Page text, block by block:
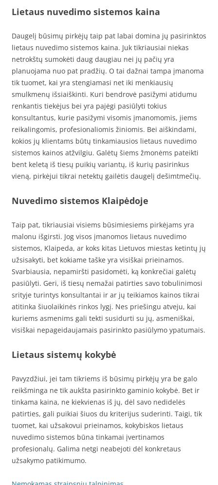
Lietaus nuvedimo sistemos kaina
Daugelį būsimų pirkėjų taip pat labai domina jų pasirinktos
lietaus nuvedimo sistemos kaina. Juk tikriausiai niekas
netrokštų sumokėti daug daugiau nei jų pačių yra
planuojama nuo pat pradžių. O tai dažnai tampa įmanoma
tik tuomet, kai yra stengiamasi net iki menkiausių
smulkmenų išsiaiškinti. Kuri bendrovė pasižymi atidumu
renkantis tiekėjus bei yra pajėgi pasiūlyti tokius
konsultantus, kurie pasižymi visomis įmanomomis, jiems
reikalingomis, profesionaliomis žiniomis. Bei aiškindami,
kokios jų klientams būtų tinkamiausios lietaus nuvedimo
sistemos kainos atžvilgiu. Galėtų šiems žmonėms pateikti
bent keletą iš tiesų puikių variantų, iš kurių pasirinkus
vieną, pirkėjui tikrai netektų gailėtis daugelį dešimtmečių.
Nuvedimo sistemos Klaipėdoje
Taip pat, tikriausiai visiems būsimiesiems pirkėjams yra
malonu išgirsti. Jog visos įmanomos lietaus nuvedimo
sistemos, Klaipeda, ar koks kitas Lietuvos miestas ketintų jų
užsisakyti, bet kokiame taške yra visiškai prieinamos.
Svarbiausia, nepamiršti pasidomėti, ką konkrečiai galėtų
pasiūlyti. Geri, iš tiesų nemažai patirties savo tobulinimosi
srityje turintys konsultantai ir ar jų teikiamos kainos tikrai
atitinka šiuolaikinės rinkos lygį. Nes priešingu atveju, kai
kuriems asmenims gali tekti susidurti su jų, asmeniškai,
visiškai nepageidaujamais pasirinkto pasiūlymo ypatumais.
Lietaus sistemų kokybė
Pavyzdžiui, jei tam tikriems iš būsimų pirkėjų yra be galo
reikšminga ne tik aukšta pasirinkto gaminio kokybė. Bet ir
tinkama kaina, ne kiekvienas iš jų, dėl savo nedidelės
patirties, gali puikiai šiuos du kriterijus suderinti. Taigi, tik
tuomet, kai užsakovui prieinamos, kokybiskos lietaus
nuvedimo sistemos būna tinkamai įvertinamos
profesionalų. Galima netgi neabejoti dėl konkretaus
užsakymo patikimumo.